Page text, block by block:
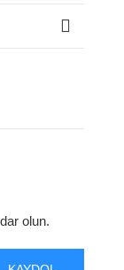
olun.